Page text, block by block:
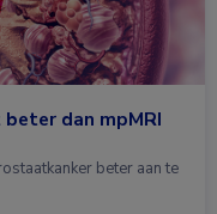
beter dan mpMRI
beter aan te